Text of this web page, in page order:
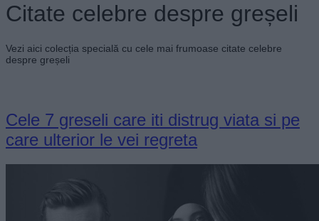
Citate celebre despre greșeli
Vezi aici colecția specială cu cele mai frumoase citate celebre
despre greșeli
Cele 7 greseli care iti distrug viata si pe
care ulterior le vei regreta